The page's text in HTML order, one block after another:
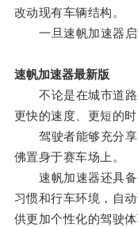
改动现有车辆结构。
一旦速帆加速器启
速帆加速器最新版
不论是在城市道路
更快的速度、更短的时
驾驶者能够充分享
佛置身于赛车场上。
速帆加速器还具备
习惯和行车环境，自
供更加个性化的驾驶体